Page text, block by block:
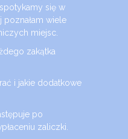
się w
poznałam wiele
miejsc.
zakątka
i jakie dodatkowe
po
zaliczki.